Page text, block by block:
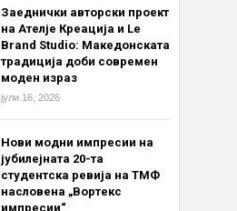
Заеднички авторски проект
на Ателје Креација и Le
Brand Studio: Македонската
традиција доби современ
моден израз
јули 16, 2026
Нови модни импресии на
јубилејната 20-та
студентска ревија на ТМФ
насловена „Вортекс
импресии“